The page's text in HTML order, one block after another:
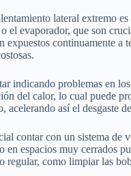
lateral extremo
el evaporador, que son
expuestos continuamente
indicando problemas en
del calor, lo cual puede
acelerando así el desgaste
contar con un sistema
espacios muy cerrados
como limpiar las